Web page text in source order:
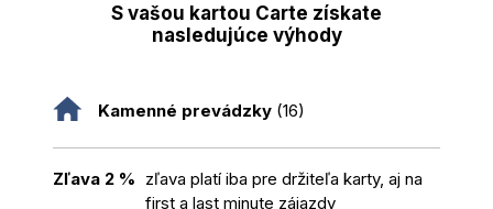
S vašou kartou Carte získate
nasledujúce výhody
Kamenné prevádzky (16)
Zľava 2 % zľava platí iba pre držiteľa karty, aj na
first a last minute zájazdy